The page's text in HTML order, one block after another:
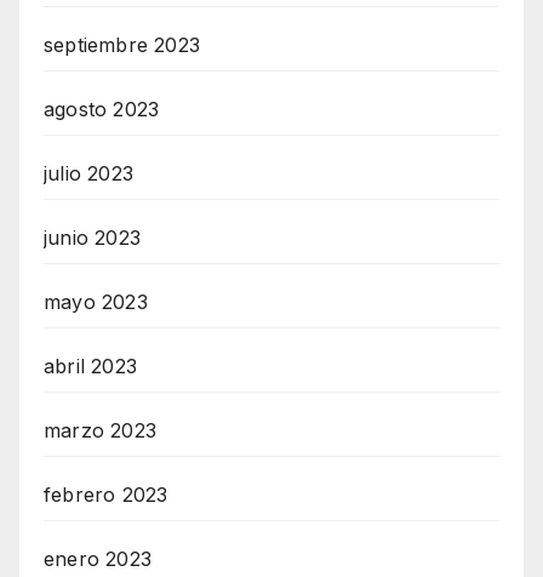
septiembre 2023
agosto 2023
julio 2023
junio 2023
mayo 2023
abril 2023
marzo 2023
febrero 2023
enero 2023